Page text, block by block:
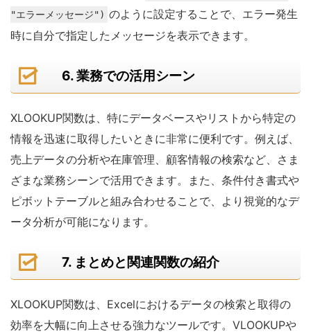
"エラーメッセージ") のように設定することで、エラー発生
時に自分で指定したメッセージを表示できます。
6. 業務での活用シーン
XLOOKUP関数は、特にデータベースやリストから特定の
情報を迅速に取得したいときに非常に便利です。例えば、
売上データの分析や在庫管理、顧客情報の検索など、さま
ざまな業務シーンで活用できます。また、条件付き書式や
ピボットテーブルと組み合わせることで、より視覚的なデ
ータ分析が可能になります。
7. まとめと関連関数の紹介
XLOOKUP関数は、Excelにおけるデータの検索と取得の
効率を大幅に向上させる強力なツールです。VLOOKUPや